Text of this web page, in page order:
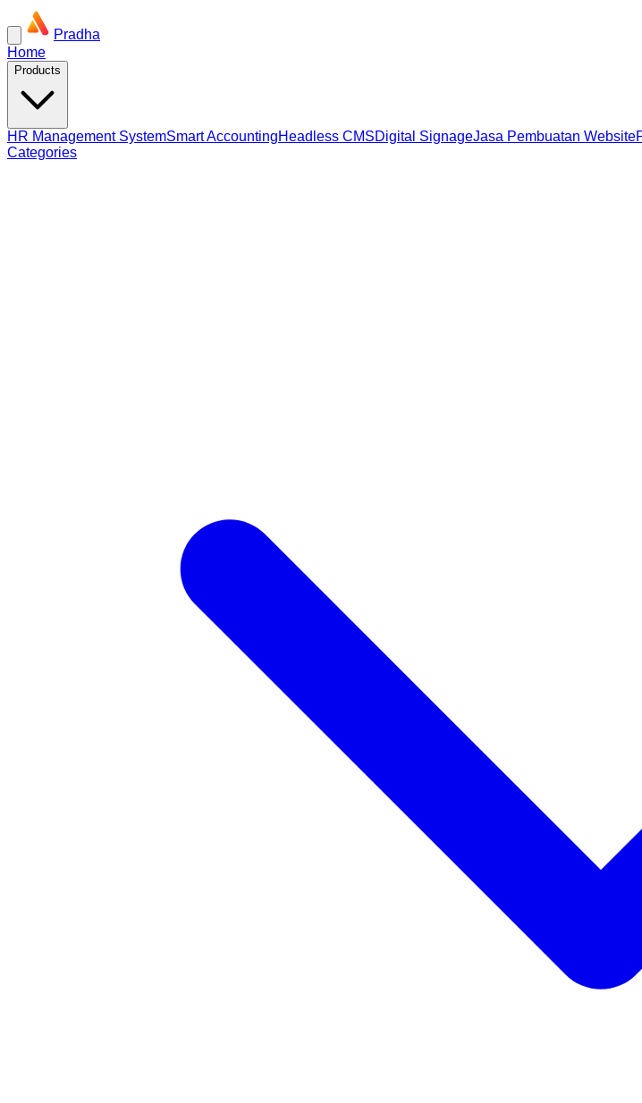
Pradha
Home
Products
HR Management SystemSmart AccountingHeadless CMSDigital SignageJasa Pembuatan Website
Categories